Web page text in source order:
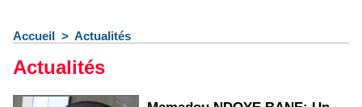
Accueil > Actualités
Actualités